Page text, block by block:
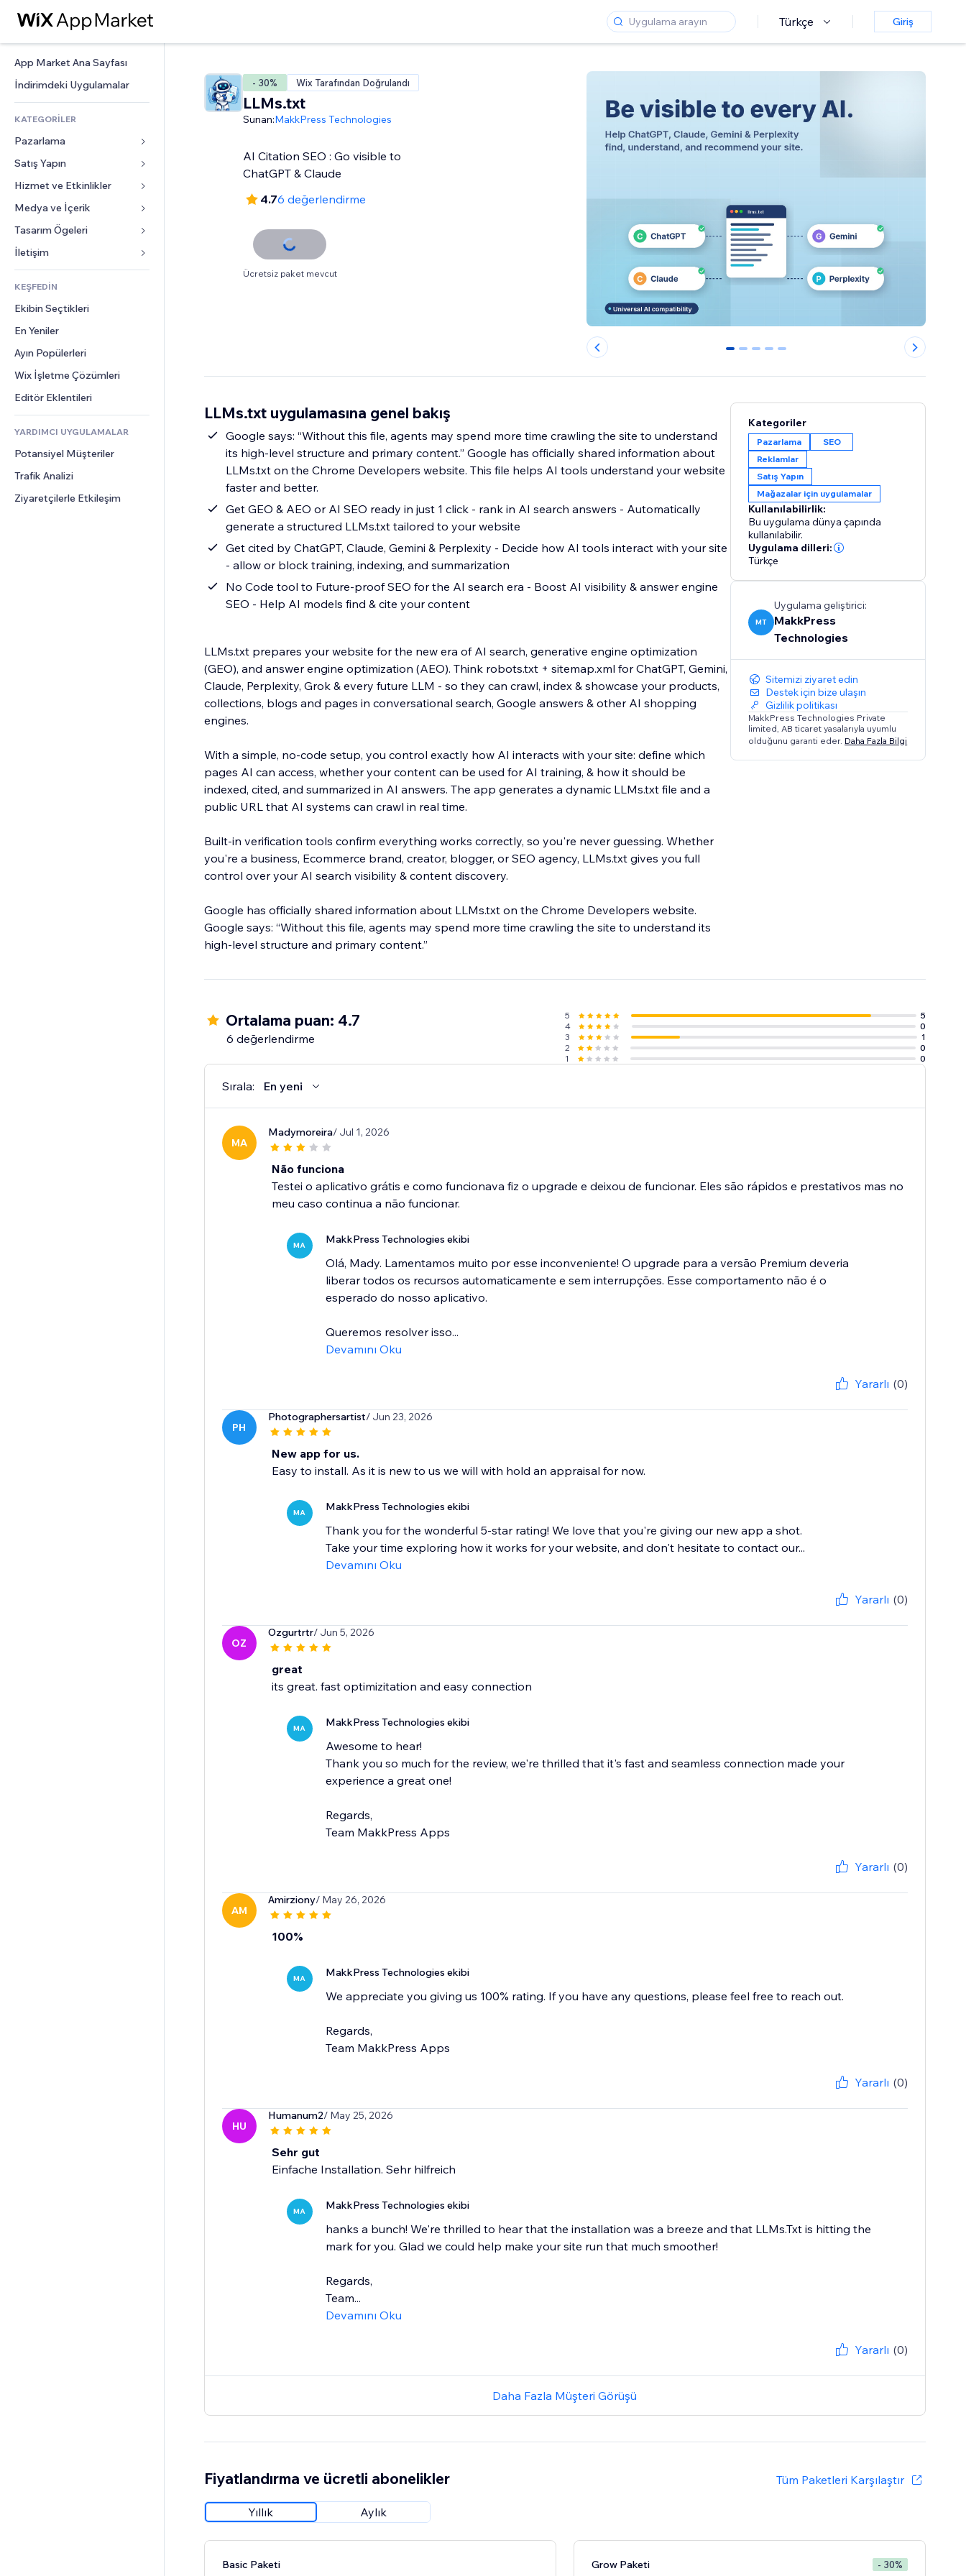
Türkçe Giriş
App Market Ana Sayfası
İndirimdeki Uygulamalar
KATEGORİLER
Pazarlama
Reklamlar
Mobil
Site Analizleri
Sosyal Ağ
Site Listeleri
E-posta
Satış Yapın
Mağazalar için uygulamalar
Gönderim ve Teslimat
Satış Düğmeleri
Muhasebe
Kuponlar ve Müşteri Sadakati
Depolama Çözümleri
Hizmet ve Etkinlikler
Oteller
Etkinlikler
Restoranlar
Emlak
Randevular
Medya ve İçerik
Galeri
Müzik
Podcast
Fotoğrafçılık
Video
PDF
Dosya Paylaşımı
Haberler
Tasarım Ögeleri
Haritalar ve Navigasyon
Gizlilik ve Güvenlik
Saat
Sayfa Şablonları
Görüntü Efektleri
Düğmeler ve Menüler
Afişler ve Rozetler
Hesap Makineleri
Arama
Hava Durumu
Grafik ve Tablolar
Formlar
Blog
Anketler
Sohbet
Yorumlar
Telefon
Topluluk
Değerlendirmeler ve Müşteri
KEŞFEDİN
Ekibin Seçtikleri
En Yeniler
Ayın Popülerleri
Wix İşletme Çözümleri
Editör Eklentileri
YARDIMCI UYGULAMALAR
Potansiyel Müşteriler
Trafik Analizi
Ziyaretçilerle Etkileşim
- 30% Wix Tarafından Doğrulandı
LLMs.txt
Sunan:MakkPress Technologies
AI Citation SEO : Go visible to
ChatGPT & Claude
4.76 değerlendirme
Ücretsiz paket mevcut
0 1 2 3 4
LLMs.txt uygulamasına genel bakış
Google says: “Without this file, agents may spend more time crawling the site to understand
its high-level structure and primary content.” Google has officially shared information about
LLMs.txt on the Chrome Developers website. This file helps AI tools understand your website
faster and better.
Get GEO & AEO or AI SEO ready in just 1 click - rank in AI search answers - Automatically
generate a structured LLMs.txt tailored to your website
Get cited by ChatGPT, Claude, Gemini & Perplexity - Decide how AI tools interact with your site
- allow or block training, indexing, and summarization
No Code tool to Future-proof SEO for the AI search era - Boost AI visibility & answer engine
SEO - Help AI models find & cite your content
LLMs.txt prepares your website for the new era of AI search, generative engine optimization
(GEO), and answer engine optimization (AEO). Think robots.txt + sitemap.xml for ChatGPT, Gemini,
Claude, Perplexity, Grok & every future LLM - so they can crawl, index & showcase your products,
collections, blogs and pages in conversational search, Google answers & other AI shopping
engines.
With a simple, no-code setup, you control exactly how AI interacts with your site: define which
pages AI can access, whether your content can be used for AI training, & how it should be
indexed, cited, and summarized in AI answers. The app generates a dynamic LLMs.txt file and a
public URL that AI systems can crawl in real time.
Built-in verification tools confirm everything works correctly, so you're never guessing. Whether
you're a business, Ecommerce brand, creator, blogger, or SEO agency, LLMs.txt gives you full
control over your AI search visibility & content discovery.
Google has officially shared information about LLMs.txt on the Chrome Developers website.
Google says: “Without this file, agents may spend more time crawling the site to understand its
high-level structure and primary content.”
Kategoriler
Pazarlama
SEO
Reklamlar
Satış Yapın
Mağazalar için uygulamalar
Kullanılabilirlik:
Bu uygulama dünya çapında
kullanılabilir.
Uygulama dilleri:
Türkçe
MT
Uygulama geliştirici:
MakkPress
Technologies
Sitemizi ziyaret edin
Destek için bize ulaşın
Gizlilik politikası
MakkPress Technologies Private
limited, AB ticaret yasalarıyla uyumlu
olduğunu garanti eder. Daha Fazla Bilgi
Ortalama puan: 4.7
6 değerlendirme
5
5
4
0
3
1
2
0
1
0
Sırala: En yeni
MA
Madymoreira/ Jul 1, 2026
Não funciona
Testei o aplicativo grátis e como funcionava fiz o upgrade e deixou de funcionar. Eles são rápidos e prestativos mas no
meu caso continua a não funcionar.
MA MakkPress Technologies ekibi
Olá, Mady. Lamentamos muito por esse inconveniente! O upgrade para a versão Premium deveria
liberar todos os recursos automaticamente e sem interrupções. Esse comportamento não é o
esperado do nosso aplicativo.
Queremos resolver isso...
Devamını Oku
Yararlı (0)
PH
Photographersartist/ Jun 23, 2026
New app for us.
Easy to install. As it is new to us we will with hold an appraisal for now.
MA MakkPress Technologies ekibi
Thank you for the wonderful 5-star rating! We love that you're giving our new app a shot.
Take your time exploring how it works for your website, and don't hesitate to contact our...
Devamını Oku
Yararlı (0)
OZ
Ozgurtrtr/ Jun 5, 2026
great
its great. fast optimizitation and easy connection
MA MakkPress Technologies ekibi
Awesome to hear!
Thank you so much for the review, we're thrilled that it's fast and seamless connection made your
experience a great one!
Regards,
Team MakkPress Apps
Yararlı (0)
AM
Amirziony/ May 26, 2026
100%
MA MakkPress Technologies ekibi
We appreciate you giving us 100% rating. If you have any questions, please feel free to reach out.
Regards,
Team MakkPress Apps
Yararlı (0)
HU
Humanum2/ May 25, 2026
Sehr gut
Einfache Installation. Sehr hilfreich
MA MakkPress Technologies ekibi
hanks a bunch! We're thrilled to hear that the installation was a breeze and that LLMs.Txt is hitting the
mark for you. Glad we could help make your site run that much smoother!
Regards,
Team...
Devamını Oku
Yararlı (0)
Daha Fazla Müşteri Görüşü
Fiyatlandırma ve ücretli abonelikler Tüm Paketleri Karşılaştır
Yıllık Aylık
Basic Paketi Grow Paketi - 30%